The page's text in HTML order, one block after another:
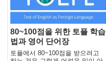
80~100점을 위한 토플 학습
법과 영어 단어장
토플에서 80~100점을 받으려고